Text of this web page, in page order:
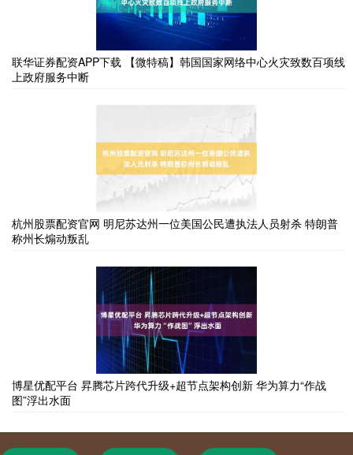
联华证券配资APP下载 【微特稿】韩国国家网络中心火灾致数百项线
上政府服务中断
杭州股票配资官网 明尼苏达州一位美国公民遭执法人员射杀 特朗普
称州长煽动叛乱
博星优配平台 昇腾芯片跨代升级+超节点架构创新 华为算力“作战
图”浮出水面